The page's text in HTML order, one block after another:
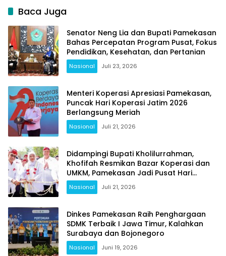
Baca Juga
Senator Neng Lia dan Bupati Pamekasan
Bahas Percepatan Program Pusat, Fokus
Pendidikan, Kesehatan, dan Pertanian
Nasional Juli 23, 2026
Menteri Koperasi Apresiasi Pamekasan,
Puncak Hari Koperasi Jatim 2026
Berlangsung Meriah
Nasional Juli 21, 2026
Didampingi Bupati Kholilurrahman,
Khofifah Resmikan Bazar Koperasi dan
UMKM, Pamekasan Jadi Pusat Hari
Koperasi Jatim 2026
Nasional Juli 21, 2026
Dinkes Pamekasan Raih Penghargaan
SDMK Terbaik I Jawa Timur, Kalahkan
Surabaya dan Bojonegoro
Nasional Juni 19, 2026